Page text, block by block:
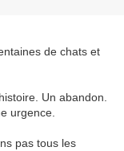
de chats et
Un abandon.
urgence.
pas tous les